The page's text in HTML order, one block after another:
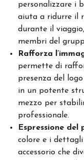
personalizzare i
aiuta a ridurre il
durante il
membri del
Rafforza
permette di
presenza del
in un potente
mezzo per
professionale.
Espressione del
colore e i
accessorio che